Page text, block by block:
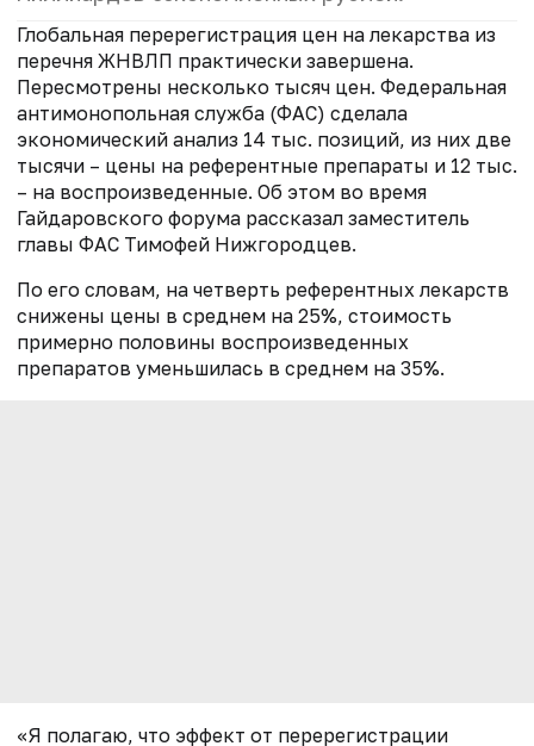
Глобальная перерегистрация цен на лекарства из
перечня ЖНВЛП практически завершена.
Пересмотрены несколько тысяч цен. Федеральная
антимонопольная служба (ФАС) сделала
экономический анализ 14 тыс. позиций, из них две
тысячи – цены на референтные препараты и 12 тыс.
– на воспроизведенные. Об этом во время
Гайдаровского форума рассказал заместитель
главы ФАС Тимофей Нижгородцев.
По его словам, на четверть референтных лекарств
снижены цены в среднем на 25%, стоимость
примерно половины воспроизведенных
препаратов уменьшилась в среднем на 35%.
«Я полагаю, что эффект от перерегистрации